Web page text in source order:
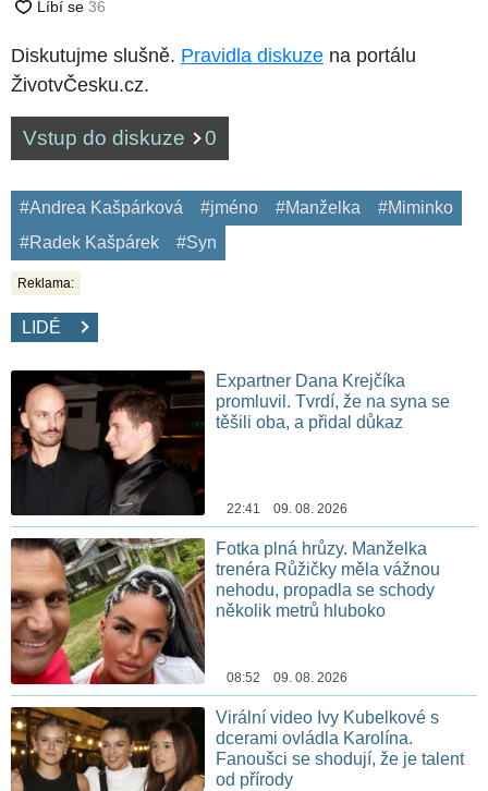
Diskutujme slušně. Pravidla diskuze na portálu
ŽivotvČesku.cz.
Vstup do diskuze 0
#Andrea Kašpárková #jméno #Manželka
#Miminko
#Radek Kašpárek
#Syn
Reklama:
LIDÉ
Expartner Dana Krejčíka
promluvil. Tvrdí, že na syna se
těšili oba, a přidal důkaz
22:41 09. 08. 2026
Fotka plná hrůzy. Manželka
trenéra Růžičky měla vážnou
nehodu, propadla se schody
několik metrů hluboko
08:52 09. 08. 2026
Virální video Ivy Kubelkové s
dcerami ovládla Karolína.
Fanoušci se shodují, že je talent
od přírody